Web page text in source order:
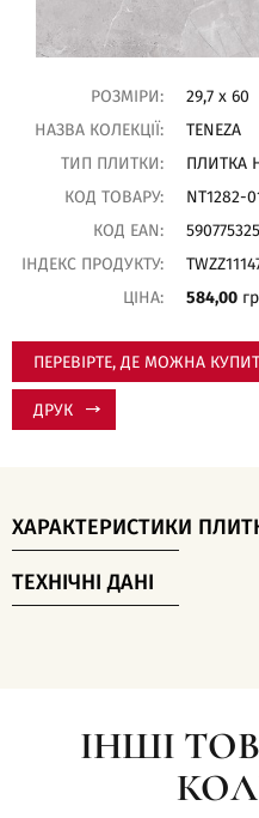
РОЗМІРИ:
29,7 x 60
НАЗВА КОЛЕКЦІЇ:
TENEZA
ТИП ПЛИТКИ:
ПЛИТКА
КОД ТОВАРУ:
NT1282-
КОД EAN:
ІНДЕКС ПРОДУКТУ:
ЦІНА:
584,00
ПЕРЕВІРТЕ, ДЕ МОЖНА
ДРУК
ХАРАКТЕРИСТИКИ
ТЕХНІЧНІ ДАНІ
ІНШІ